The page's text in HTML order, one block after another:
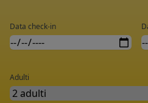
Data check-in
Adulti